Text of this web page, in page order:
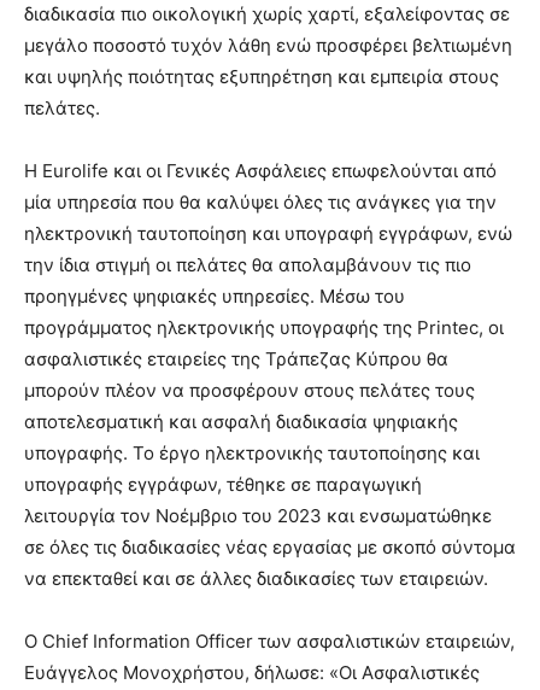
διαδικασία πιο οικολογική χωρίς χαρτί, εξαλείφοντας σε
μεγάλο ποσοστό τυχόν λάθη ενώ προσφέρει βελτιωμένη
και υψηλής ποιότητας εξυπηρέτηση και εμπειρία στους
πελάτες.
Η Eurolife και οι Γενικές Ασφάλειες επωφελούνται από
μία υπηρεσία που θα καλύψει όλες τις ανάγκες για την
ηλεκτρονική ταυτοποίηση και υπογραφή εγγράφων, ενώ
την ίδια στιγμή οι πελάτες θα απολαμβάνουν τις πιο
προηγμένες ψηφιακές υπηρεσίες. Μέσω του
προγράμματος ηλεκτρονικής υπογραφής της Printec, οι
ασφαλιστικές εταιρείες της Τράπεζας Κύπρου θα
μπορούν πλέον να προσφέρουν στους πελάτες τους
αποτελεσματική και ασφαλή διαδικασία ψηφιακής
υπογραφής. Το έργο ηλεκτρονικής ταυτοποίησης και
υπογραφής εγγράφων, τέθηκε σε παραγωγική
λειτουργία τον Νοέμβριο του 2023 και ενσωματώθηκε
σε όλες τις διαδικασίες νέας εργασίας με σκοπό σύντομα
να επεκταθεί και σε άλλες διαδικασίες των εταιρειών.
Ο Chief Information Officer των ασφαλιστικών εταιρειών,
Ευάγγελος Μονοχρήστου, δήλωσε: «Οι Ασφαλιστικές